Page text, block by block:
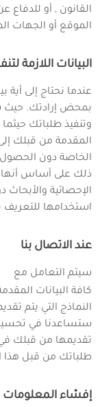
القانون , أو للدفاع
الموقع أو الجهات
البيانات اللازمة
عندما نحتاج إلى
بمحض إرادتك. حيث
وتنفيذ طلباتك
المقدمة من قبلك
الخاصة دون الحصول
ذلك على أساس
الإحصائية
استخدامها
عند الاتصال بنا
سيتم التعامل مع
كافة البيانات
النماذج التي يتم
ستساعدنا في تحسين
تقديمها من قبلك
طلباتك من قبل هذا
إفشاء